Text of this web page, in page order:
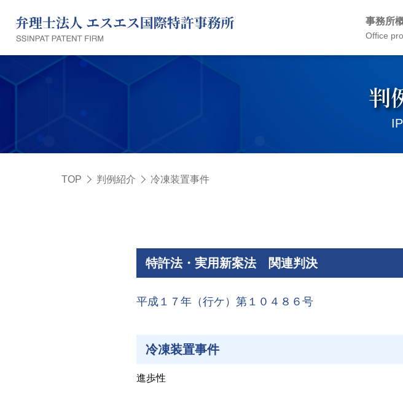
事務所
Office
判
TOP 判例紹介 冷凍装置事件
特許法・実用新案法 関連判決
平成１７年（行ケ）第１０４８６号
冷凍装置事件
進歩性